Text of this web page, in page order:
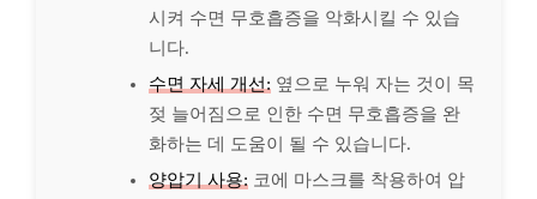
시켜 수면 무호흡증을 악화시킬 수 있습
니다.
수면 자세 개선: 옆으로 누워 자는 것이 목
젖 늘어짐으로 인한 수면 무호흡증을 완
화하는 데 도움이 될 수 있습니다.
양압기 사용: 코에 마스크를 착용하여 압